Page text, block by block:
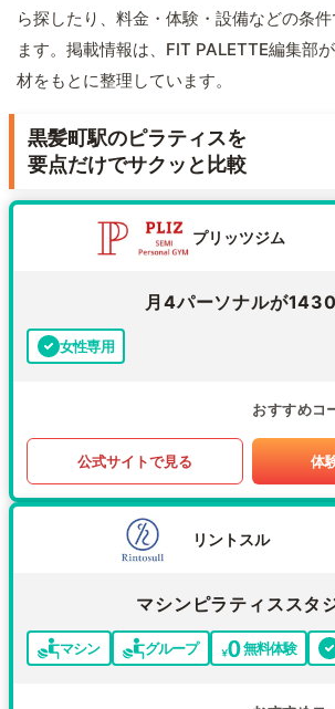
ら探したり、料金・体験・設備などの条
ます。掲載情報は、FIT PALETTE編集部
材をもとに整理しています。
黒髪町駅のピラティスを
要点だけでサクッと比較
プリッツジム
月4パーソナルが
女性専用
おすすめコ
公式サイトで見る 体
リントスル
マシンピラティススタ
マシン グループ 無料体験